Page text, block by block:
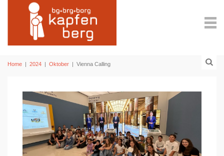
Home | 2024 | Oktober | Vienna Calling